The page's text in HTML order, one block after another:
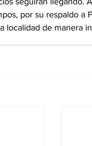
por su respaldo a
localidad de manera